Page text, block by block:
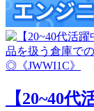
【20~40